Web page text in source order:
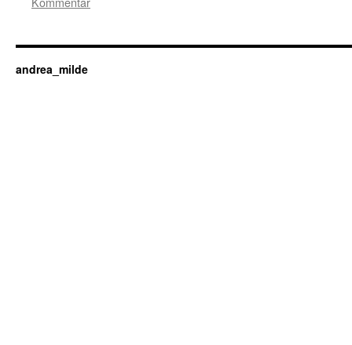
andrea_milde